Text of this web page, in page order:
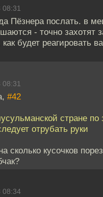
08:31
Пёзнера послать. в
- точно захотят
будет реагировать
08:31
#42
стране по
отрубать руки
сколько кусочков
08:34